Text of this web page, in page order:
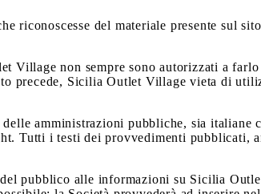
riconoscesse del materiale presente sul
non sempre sono autorizzati a
precede, Sicilia Outlet Village vieta di
amministrazioni pubbliche, sia italiane
Tutti i testi dei provvedimenti
pubblico alle informazioni su Sicilia